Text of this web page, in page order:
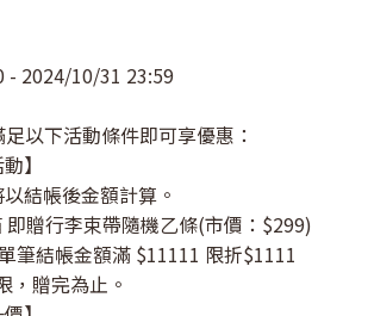
- 2024/10/31 23:59
以下活動條件即可享優惠：
】
結帳後金額計算。
贈行李束帶隨機乙條(市價：$299)
筆結帳金額滿 $11111 限折$1111
，贈完為止。